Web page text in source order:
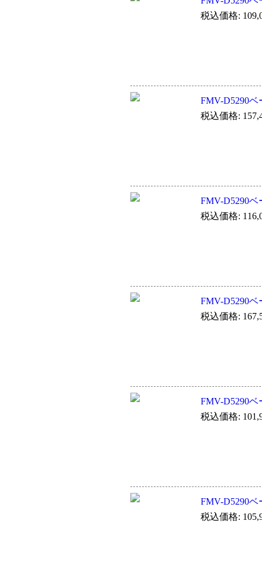
税込価格:
FMV-D5290ベ
税込価格:
FMV-D5290ベ
税込価格:
FMV-D5290ベ
税込価格:
FMV-D5290ベ
税込価格:
FMV-D5290ベ
税込価格: